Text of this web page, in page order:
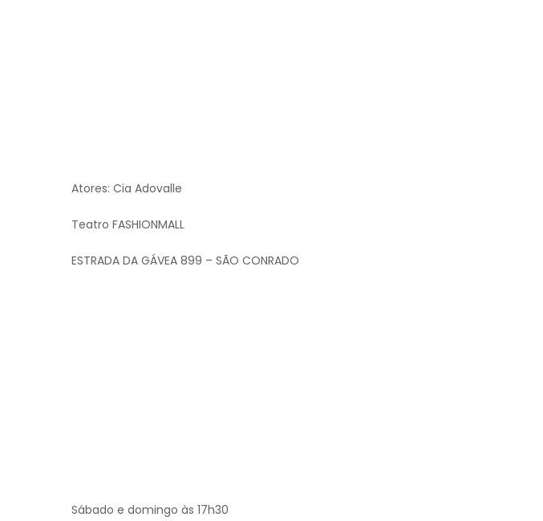
Atores: Cia Adovalle
Teatro FASHIONMALL
ESTRADA DA GÁVEA 899 – SÃO CONRADO
Sábado e domingo às 17h30